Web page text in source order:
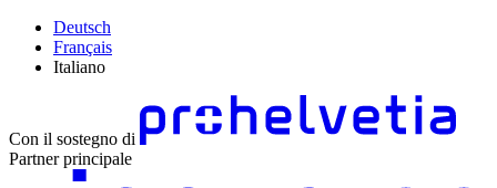
Deutsch
Français
Italiano
Con il sostegno di
Partner principale